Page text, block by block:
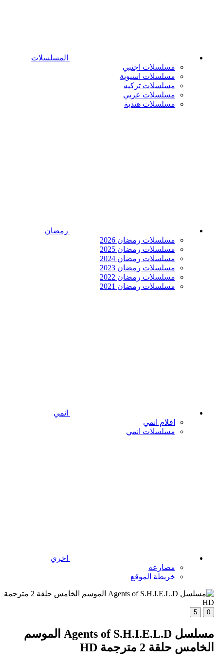
المسلسلات
مسلسلات اجنبي
مسلسلات اسيوية
مسلسلات تركيه
مسلسلات عربي
مسلسلات هندية
رمضان
مسلسلات رمضان 2026
مسلسلات رمضان 2025
مسلسلات رمضان 2024
مسلسلات رمضان 2023
مسلسلات رمضان 2022
مسلسلات رمضان 2021
انمي
افلام انمي
مسلسلات انمي
اخري
مصارعه
خريطة الموقع
0
5
مسلسل Agents of S.H.I.E.L.D الموسم
الخامس حلقة 2 مترجمة HD